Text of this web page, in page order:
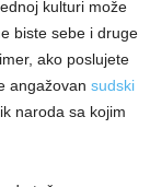
kulturi može
biste sebe i druge
ako poslujete
angažovan sudski
naroda sa kojim